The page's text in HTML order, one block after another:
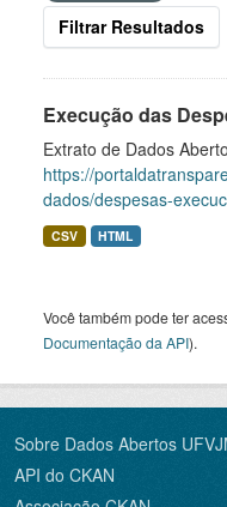
Filtrar Resultados
Execução das
Extrato de Dados
https://
dados/despesas-
CSV HTML
Você também pode ter
Documentação da API).
Sobre Dados Abertos
API do CKAN